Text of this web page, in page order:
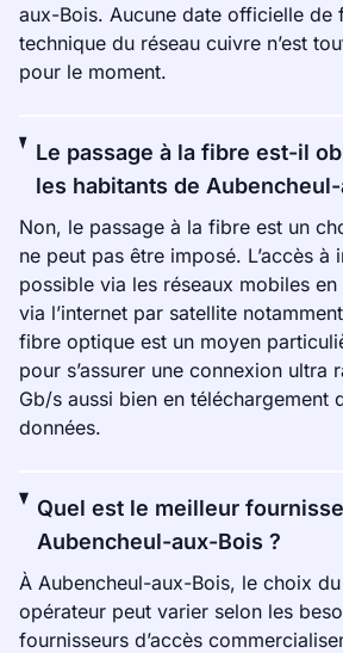
aux-Bois. Aucune date officielle de
technique du réseau cuivre n’est
pour le moment.
Le passage à la fibre est-il
les habitants de
Non, le passage à la fibre est un
ne peut pas être imposé. L’accès à
possible via les réseaux mobiles
via l’internet par satellite
fibre optique est un moyen
pour s’assurer une connexion ultra
Gb/s aussi bien en téléchargement
données.
Quel est le meilleur
Aubencheul-aux-Bois ?
À Aubencheul-aux-Bois, le choix du
opérateur peut varier selon les
fournisseurs d’accès